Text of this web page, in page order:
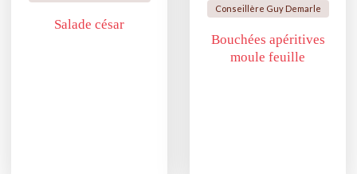
Salade césar
Conseillère Guy Demarle
Bouchées apéritives
moule feuille